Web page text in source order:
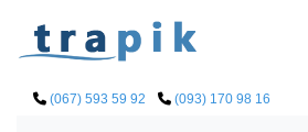
(067) 593 59 92 (093) 170 98 16